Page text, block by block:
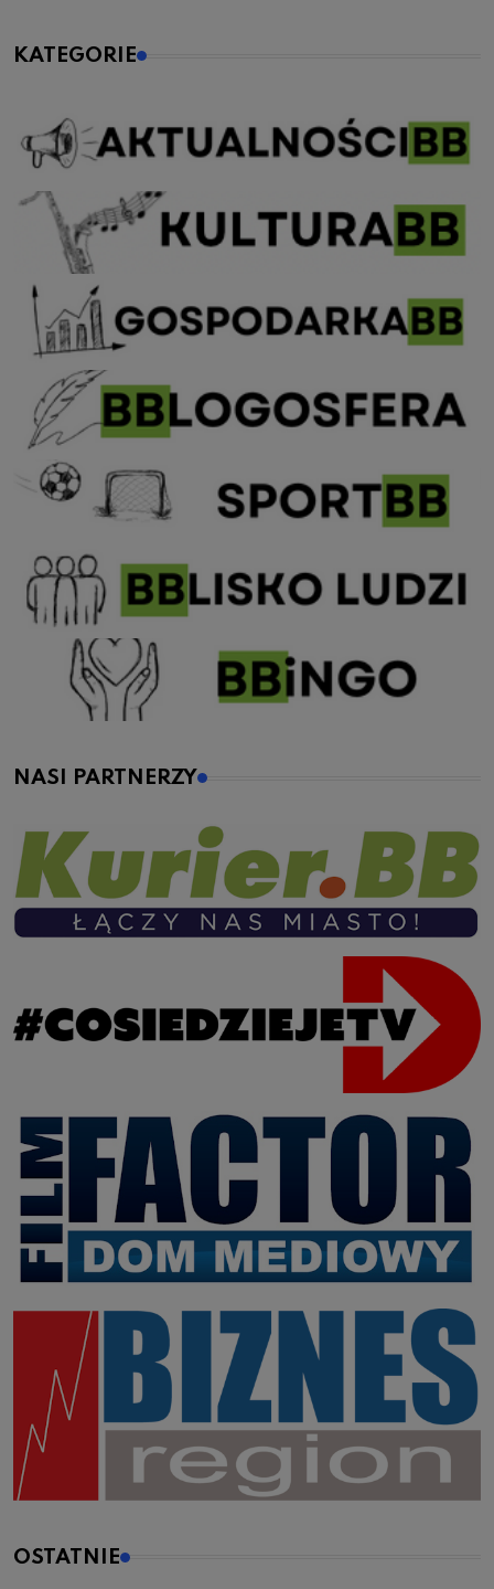
KATEGORIE
NASI PARTNERZY
OSTATNIE